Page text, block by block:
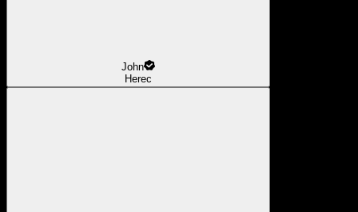
John
Herec